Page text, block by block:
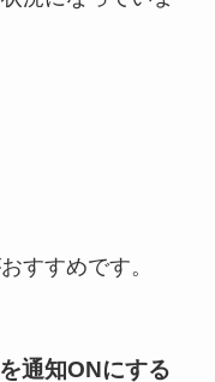
すすめです。
通知ONにする